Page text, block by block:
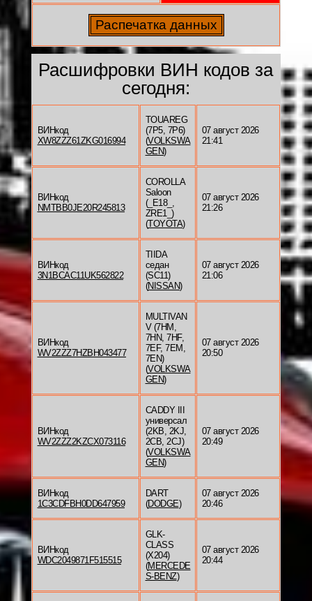
Расшифровки ВИН кодов за
сегодня:
ВИНкод
XW8ZZZ61ZKG016994
TOUAREG
(7P5, 7P6)
(VOLKSWA
GEN)
07 август 2026
21:41
ВИНкод
NMTBB0JE20R245813
COROLLA
Saloon
(_E18_,
ZRE1_)
(TOYOTA)
07 август 2026
21:26
ВИНкод
3N1BCAC11UK562822
TIIDA
седан
(SC11)
(NISSAN)
07 август 2026
21:06
ВИНкод
WV2ZZZ7HZBH043477
MULTIVAN
V (7HM,
7HN, 7HF,
7EF, 7EM,
7EN)
(VOLKSWA
GEN)
07 август 2026
20:50
ВИНкод
WV2ZZZ2KZCX073116
CADDY III
универсал
(2KB, 2KJ,
2CB, 2CJ)
(VOLKSWA
GEN)
07 август 2026
20:49
ВИНкод
1C3CDFBH0DD647959
DART
(DODGE)
07 август 2026
20:46
ВИНкод
WDC2049871F515515
GLK-
CLASS
(X204)
(MERCEDE
S-BENZ)
07 август 2026
20:44